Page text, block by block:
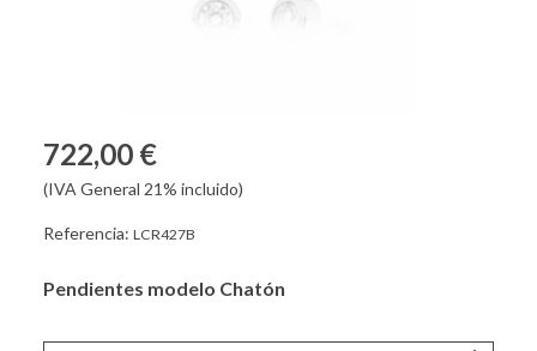
722,00 €
(IVA General 21% incluido)
Referencia: LCR427B
Pendientes modelo Chatón